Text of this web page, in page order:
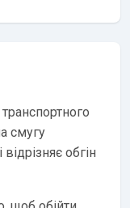
смугу
обгін